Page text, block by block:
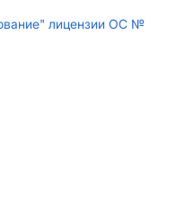
лицензии ОС №